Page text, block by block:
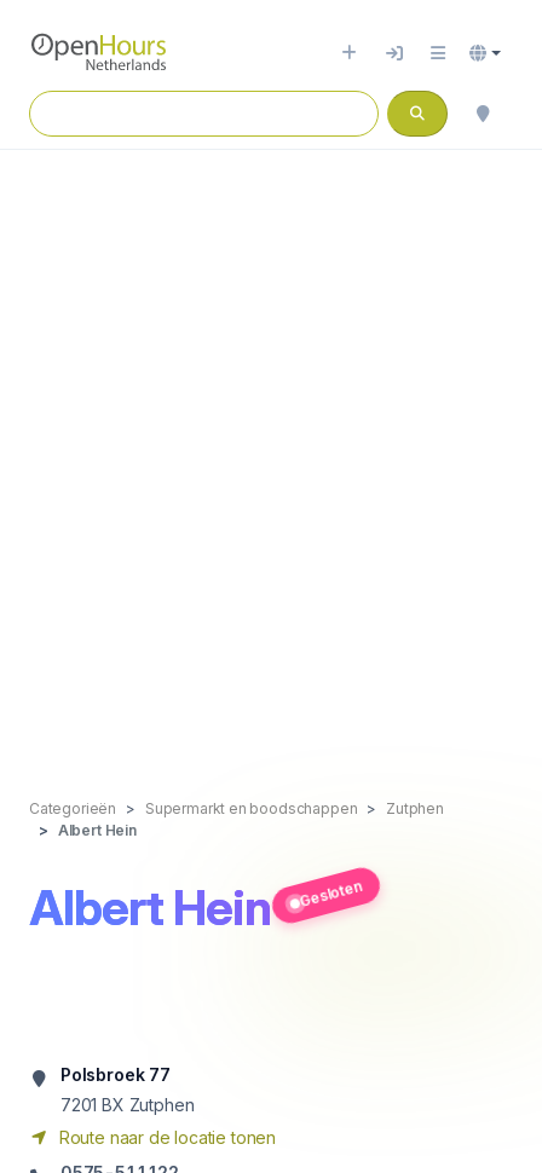
Categorieën Supermarkt en boodschappen
Zutphen
Albert Hein
Albert Hein Gesloten
Polsbroek 77
7201 BX Zutphen
Route naar de locatie tonen